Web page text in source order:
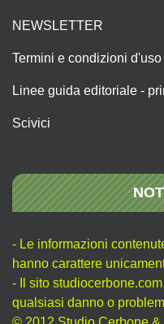
NEWSLETTER
Termini e condizioni d'uso
Linee guida editoriale -
Scivici
- Le informazioni
hanno carattere
- Il sito
qualsiasi danno o